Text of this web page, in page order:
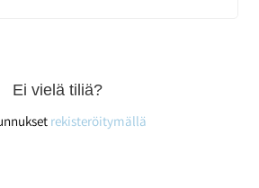
Ei vielä tiliä?
rekisteröitymällä